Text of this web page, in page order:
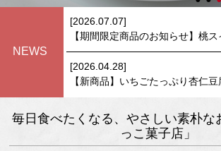
NEWS
[2026.07.07]
[2026.04.28]
【新商品】いちごたっぷり杏仁豆
毎日食べたくなる、やさしい素朴な
っこ菓子店」